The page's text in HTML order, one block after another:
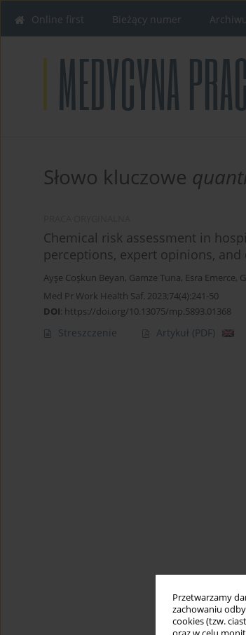
Przetwarzamy
zachowaniu
cookies (tzw.
Online first Bieżący numer
Słowo kluczowe
Chemical risk assessment in
perceptions, expert opinions,
Ayşe Coşkun Beyan, Gamze Tuna, Esra Emerce,
Med Pr Work Health Saf. 2023;74(4):241-50
DOI: https://doi.org/10.13075/mp.5893.01368
Streszczenie Artykuł (PDF)